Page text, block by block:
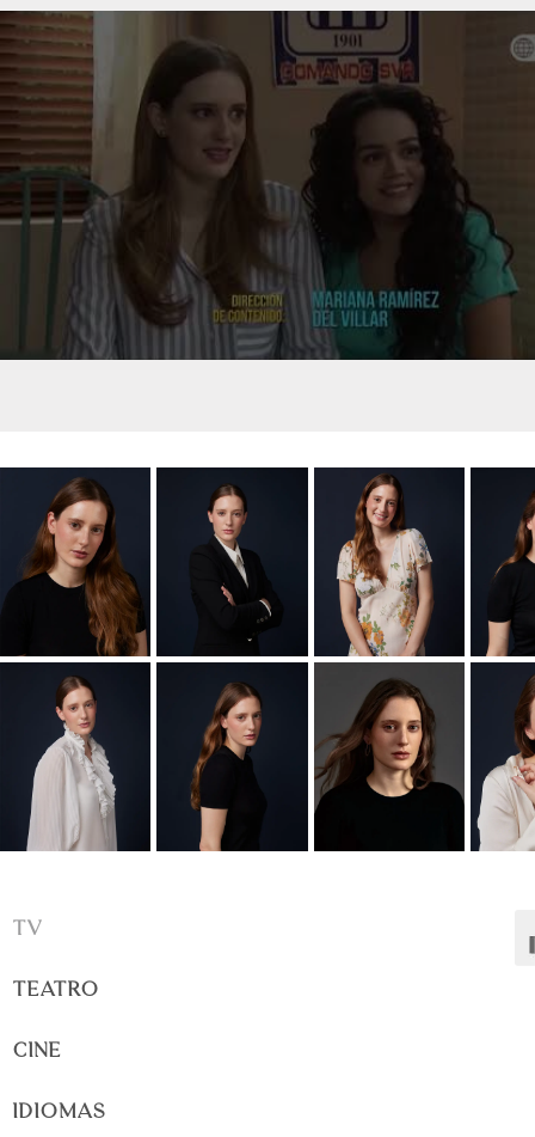
TV
TEATRO
CINE
IDIOMAS